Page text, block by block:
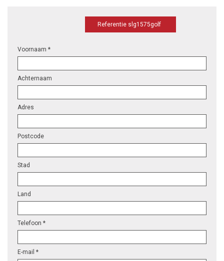
Referentie slg1575golf
Voornaam *
Achternaam
Adres
Postcode
Stad
Land
Telefoon *
E-mail *